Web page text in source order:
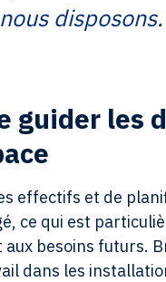
guider les
effectifs et de
ce qui est
besoins futurs.
dans les